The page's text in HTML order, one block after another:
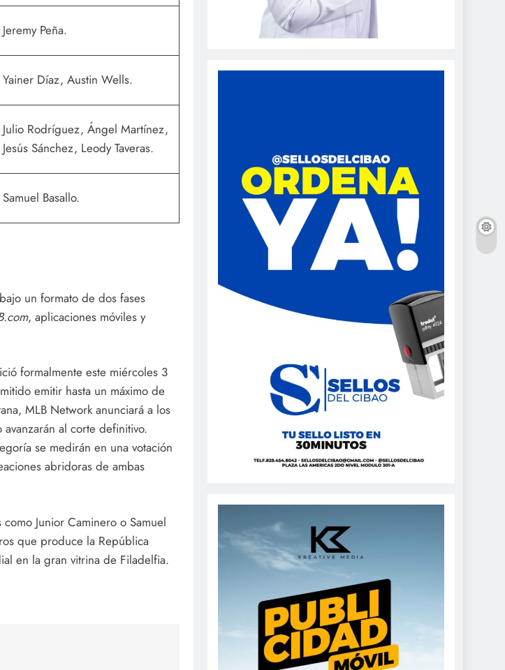
Jeremy Peña.
Yainer Díaz, Austin Wells.
Julio Rodríguez, Ángel Martínez,
Jesús Sánchez, Leody Taveras.
Samuel Basallo.
un formato de dos fases
, aplicaciones móviles y
formalmente este miércoles 3
emitir hasta un máximo de
MLB Network anunciará a los
al corte definitivo.
se medirán en una votación
abridoras de ambas
Junior Caminero o Samuel
que produce la República
en la gran vitrina de Filadelfia.